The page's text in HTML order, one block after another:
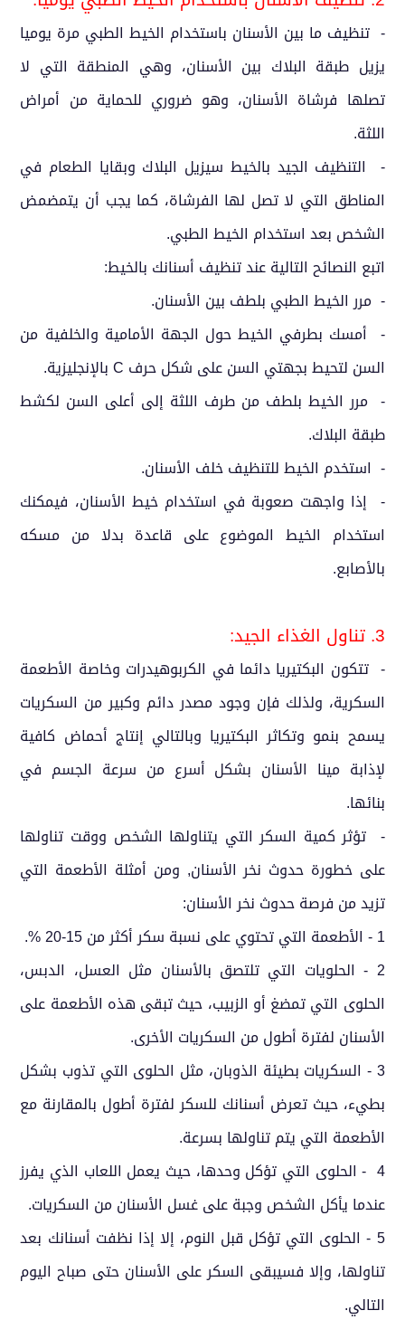
- تنظيف ما بين الأسنان باستخدام الخيط الطبي مرة يوميا
يزيل طبقة البلاك بين الأسنان، وهي المنطقة التي لا
تصلها فرشاة الأسنان، وهو ضروري للحماية من أمراض
اللثة.
- التنظيف الجيد بالخيط سيزيل البلاك وبقايا الطعام في
المناطق التي لا تصل لها الفرشاة، كما يجب أن يتمضمض
الشخص بعد استخدام الخيط الطبي.
اتبع النصائح التالية عند تنظيف أسنانك بالخيط:
- مرر الخيط الطبي بلطف بين الأسنان.
- أمسك بطرفي الخيط حول الجهة الأمامية والخلفية من
السن لتحيط بجهتي السن على شكل حرف C بالإنجليزية.
- مرر الخيط بلطف من طرف اللثة إلى أعلى السن لكشط
طبقة البلاك.
- استخدم الخيط للتنظيف خلف الأسنان.
- إذا واجهت صعوبة في استخدام خيط الأسنان، فيمكنك
استخدام الخيط الموضوع على قاعدة بدلا من مسكه
بالأصابع.
3. تناول الغذاء الجيد:
- تتكون البكتيريا دائما في الكربوهيدرات وخاصة الأطعمة
السكرية، ولذلك فإن وجود مصدر دائم وكبير من السكريات
يسمح بنمو وتكاثر البكتيريا وبالتالي إنتاج أحماض كافية
لإذابة مينا الأسنان بشكل أسرع من سرعة الجسم في
بنائها.
- تؤثر كمية السكر التي يتناولها الشخص ووقت تناولها
على خطورة حدوث نخر الأسنان, ومن أمثلة الأطعمة التي
تزيد من فرصة حدوث نخر الأسنان:
1 - الأطعمة التي تحتوي على نسبة سكر أكثر من 15-20 %.
2 - الحلويات التي تلتصق بالأسنان مثل العسل، الدبس،
الحلوى التي تمضغ أو الزبيب، حيث تبقى هذه الأطعمة على
الأسنان لفترة أطول من السكريات الأخرى.
3 - السكريات بطيئة الذوبان، مثل الحلوى التي تذوب بشكل
بطيء، حيث تعرض أسنانك للسكر لفترة أطول بالمقارنة مع
الأطعمة التي يتم تناولها بسرعة.
4 - الحلوى التي تؤكل وحدها، حيث يعمل اللعاب الذي يفرز
عندما يأكل الشخص وجبة على غسل الأسنان من السكريات.
5 - الحلوى التي تؤكل قبل النوم، إلا إذا نظفت أسنانك بعد
تناولها، وإلا فسيبقى السكر على الأسنان حتى صباح اليوم
التالي.